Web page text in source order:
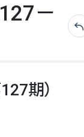
－
期）